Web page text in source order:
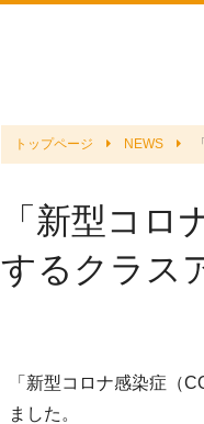
トップページ NEWS
「新型コロ
するクラス
「新型コロナ感染症（
ました。